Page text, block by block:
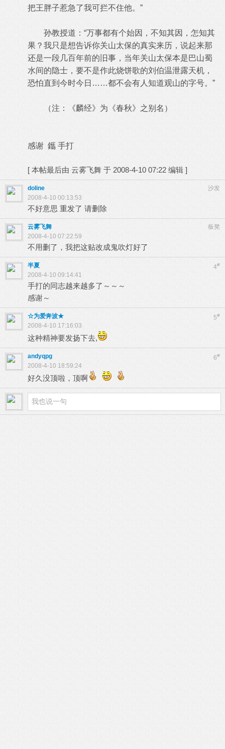
把王胖子惹急了我可拦不住他。”
孙教授道：“万事都有个始因，不知其因，怎知其
果？我只是想告诉你关山太保的真实来历，说起来那
还是一段几百年前的旧事，当年关山太保本是巴山蜀
水间的隐士，要不是作此烧饼歌的刘伯温泄露天机，
恐怕直到今时今日……都不会有人知道观山的字号。”
（注：《麟经》为《春秋》之别名）
感谢 鑴 手打
[ 本帖最后由 云雾飞舞 于 2008-4-10 07:22 编辑 ]
沙发
doline
2008-4-10 00:13:53
不好意思 重发了 请删除
板凳
云雾飞舞
2008-4-10 07:22:59
不用删了，我把这贴改成鬼吹灯好了
4#
半夏
2008-4-10 09:14:41
手打的同志越来越多了～～～
感谢～
5#
☆为爱奔波★
2008-4-10 17:16:03
这种精神要发扬下去,
6#
andyqpg
2008-4-10 18:59:24
好久没顶啦，顶啊